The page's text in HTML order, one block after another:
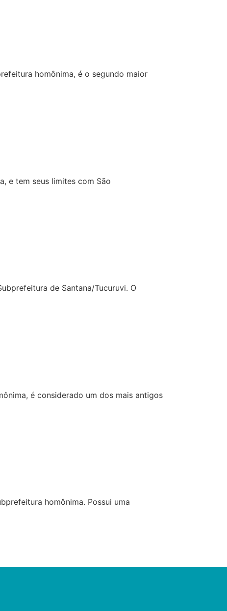
homônima, é o segundo maior
e tem seus limites com São
de Santana/Tucuruvi. O
é considerado um dos mais antigos
homônima. Possui uma